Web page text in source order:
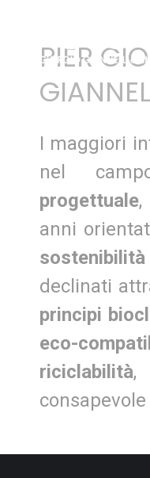
PIER
I maggiori
nel
progettuale
anni
declinati
principi
eco-
riciclabilità,